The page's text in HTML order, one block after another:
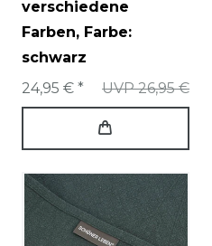
verschiedene
Farben, Farbe:
schwarz
UVP 26,95 €
24,95 € *